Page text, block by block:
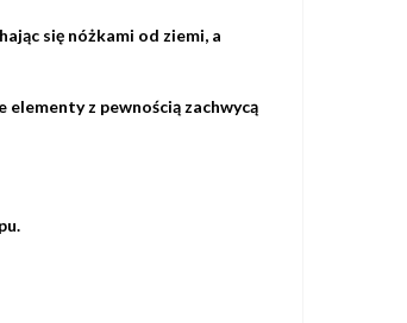
się nóżkami od ziemi, a
z pewnością zachwycą